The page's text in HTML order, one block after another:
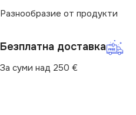
МОЩНОСТ (W) 0.6
Разнообразие от продукти
Безплатна доставка
За суми над 250 €